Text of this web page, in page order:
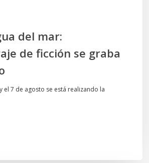
del mar:
de ficción se graba
el 7 de agosto se está realizando la